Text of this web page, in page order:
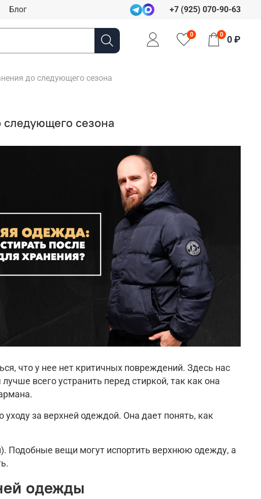
Блог +7 (925) 070-90-63
0 0 0 ₽
до следующего сезона
сезона
что у нее нет критичных повреждений. Здесь нас
всего устранить перед стиркой, так как она
за верхней одеждой. Она дает понять, как
Подобные вещи могут испортить верхнюю одежду, а
одежды